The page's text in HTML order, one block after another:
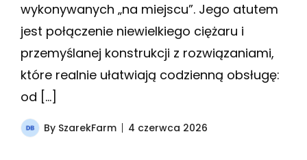
wykonywanych „na miejscu”. Jego atutem
jest połączenie niewielkiego ciężaru i
przemyślanej konstrukcji z rozwiązaniami,
które realnie ułatwiają codzienną obsługę:
od […]
By SzarekFarm 4 czerwca 2026